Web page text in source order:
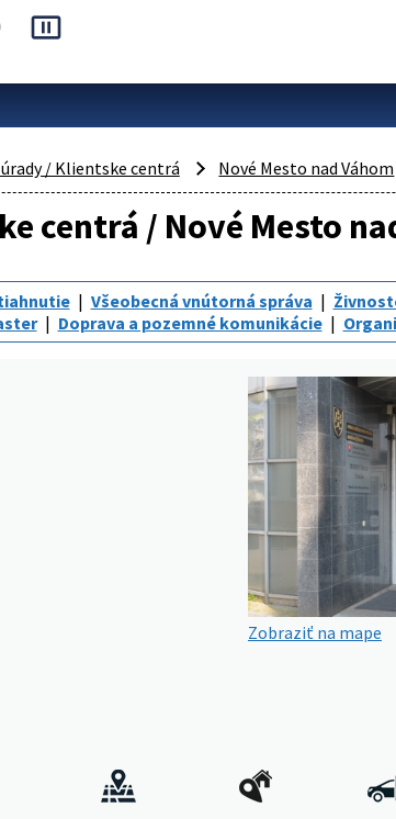
pause_presentation
/ Klientske centrá Nové Mesto nad Váhom
centrá / Nové Mesto
Všeobecná vnútorná správa
Doprava a pozemné komunikácie
Zobraziť na mape